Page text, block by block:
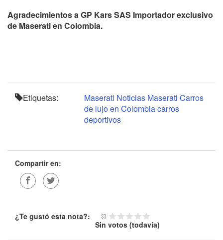
Agradecimientos a GP Kars SAS Importador exclusivo
de Maserati en Colombia.
Etiquetas: Maserati Noticias Maserati Carros
de lujo en Colombiacarros
deportivos
Compartir en:
¿Te gustó esta nota?:
Sin votos (todavía)